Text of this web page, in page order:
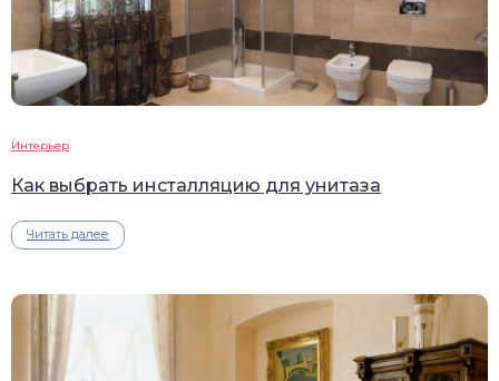
Интерьер
Как выбрать инсталляцию для унитаза
Читать далее